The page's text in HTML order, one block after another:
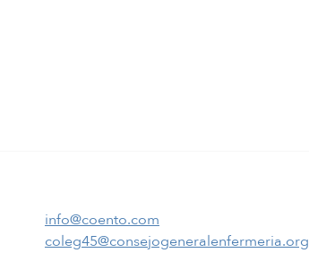
info@coento.com
coleg45@consejogeneralenfermeria.org